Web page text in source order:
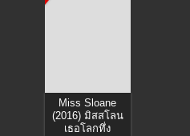
Miss Sloane
(2016) มิสสโลน
เธอโลกทึ่ง